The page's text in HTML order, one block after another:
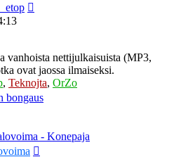
vanhoista nettijulkaisuista (MP3,
ovat jaossa ilmaiseksi.
, Teknojta, OrZo
bongaus
- Konepaja